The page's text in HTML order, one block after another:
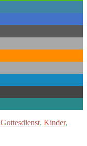
Gottesdienst, Kinder,